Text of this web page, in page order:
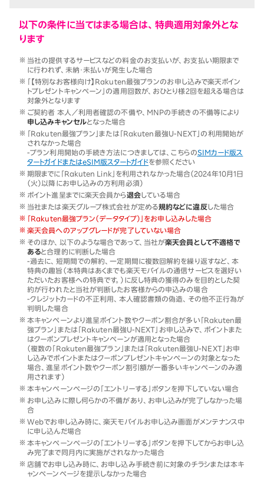
以下の条件に当てはまる場合は、特典適用対象外とな
ります
当社の提供するサービスなどの料金のお支払いが、お支払い期限まで
に行われず、未納・未払いが発生した場合
「【特別なお客様向け】Rakuten最強プランのお申し込みで楽天ポイン
トプレゼントキャンペーン」の適用回数が、おひとり様2回を超える場合は
対象外となります
ご契約者 本人／利用者確認の不備や、MNPの手続きの不備等により
申し込みキャンセルとなった場合
「Rakuten最強プラン」または「Rakuten最強U-NEXT」の利用開始が
されなかった場合
-プラン利用開始の手続き方法につきましては、こちらのSIMカード版ス
タートガイドまたはeSIM版スタートガイドを参照ください
期限までに「Rakuten Link」を利用されなかった場合（2024年10月1日
（火）以降にお申し込みの方利用必須）
ポイント進呈までに楽天会員から退会している場合
当社または楽天グループ株式会社が定める規約などに違反した場合
「Rakuten最強プラン（データタイプ）」をお申し込みした場合
楽天会員へのアップグレードが完了していない場合
そのほか、以下のような場合であって、当社が楽天会員として不適格で
あると合理的に判断した場合
-過去に、短期間での解約、一定期間に複数回解約を繰り返すなど、本
特典の趣旨（本特典はあくまでも楽天モバイルの通信サービスを選好い
ただいたお客様への特典です。）に反し特典の獲得のみを目的とした契
約が行われたと当社が判断したお客様からの申込みの場合
-クレジットカードの不正利用、本人確認書類の偽造、その他不正行為が
判明した場合
本キャンペーンより進呈ポイント数やクーポン割合が多い「Rakuten最
強プラン」または「Rakuten最強U-NEXT」お申し込みで、ポイントまた
はクーポンプレゼントキャンペーンが適用となった場合
（複数の「Rakuten最強プラン」または「Rakuten最強U-NEXT」お申
し込みでポイントまたはクーポンプレゼントキャンペーンの対象となった
場合、進呈ポイント数やクーポン割引額が一番多いキャンペーンのみ適
用されます）
本キャンペーンページの「エントリーする」ボタンを押下していない場合
お申し込みに際し何らかの不備があり、お申し込みが完了しなかった場
合
Webでお申し込み時に、楽天モバイルお申し込み画面がメンテナンス中
に申し込んだ場合
本キャンペーンページの「エントリーする」ボタンを押下してからお申し込
み完了まで同月内に実施がされなかった場合
店舗でお申し込み時に、お申し込み手続き前に対象のチラシまたは本キ
ャンペーンページを提示しなかった場合